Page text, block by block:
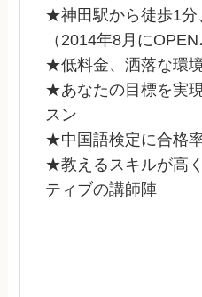
★神田駅から徒歩1分
（2014年8月に
★低料金、洒落な環
★あなたの目標を実
スン
★中国語検定に合格
★教えるスキルが高
ティブの講師陣